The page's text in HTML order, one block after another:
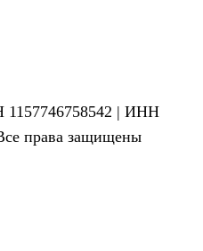
| ИНН
права защищены